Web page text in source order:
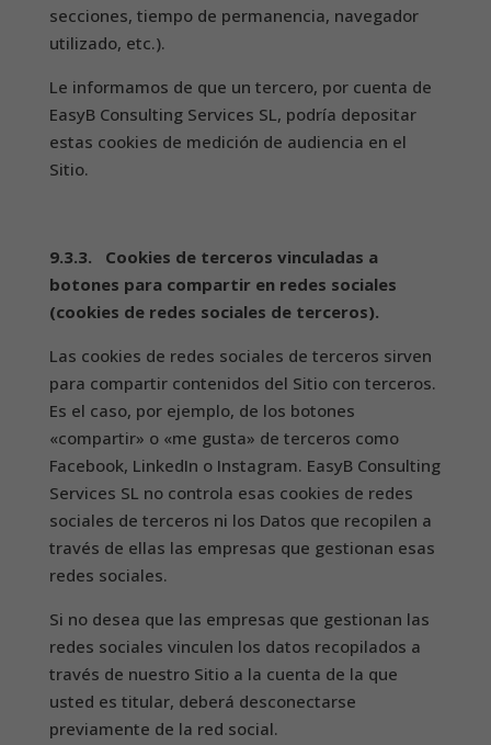
secciones, tiempo de permanencia, navegador
utilizado, etc.).
Le informamos de que un tercero, por cuenta de
EasyB Consulting Services SL, podría depositar
estas cookies de medición de audiencia en el
Sitio.
9.3.3. Cookies de terceros vinculadas a
botones para compartir en redes sociales
(cookies de redes sociales de terceros).
Las cookies de redes sociales de terceros sirven
para compartir contenidos del Sitio con terceros.
Es el caso, por ejemplo, de los botones
«compartir» o «me gusta» de terceros como
Facebook, LinkedIn o Instagram. EasyB Consulting
Services SL no controla esas cookies de redes
sociales de terceros ni los Datos que recopilen a
través de ellas las empresas que gestionan esas
redes sociales.
Si no desea que las empresas que gestionan las
redes sociales vinculen los datos recopilados a
través de nuestro Sitio a la cuenta de la que
usted es titular, deberá desconectarse
previamente de la red social.